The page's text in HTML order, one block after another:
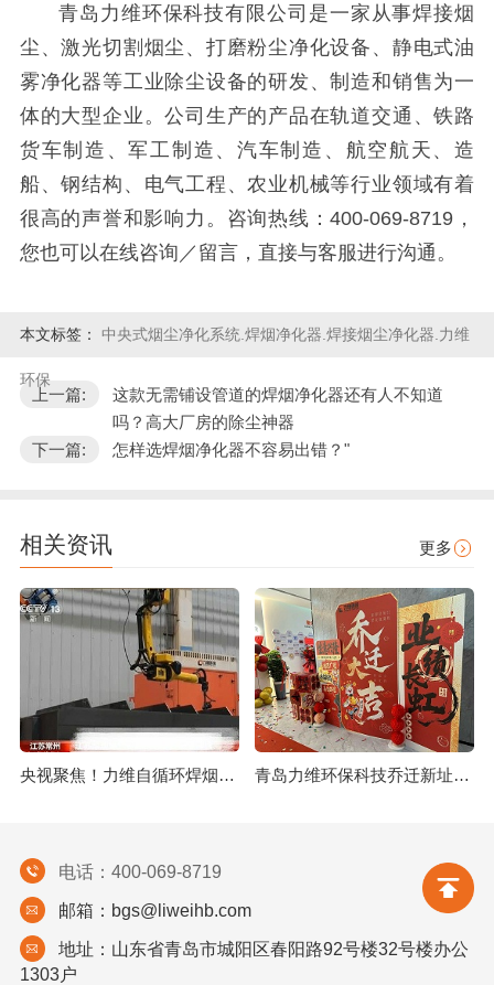
青岛力维环保科技有限公司是一家从事焊接烟
尘、激光切割烟尘、打磨粉尘净化设备、静电式油
雾净化器等工业除尘设备的研发、制造和销售为一
体的大型企业。公司生产的产品在轨道交通、铁路
货车制造、军工制造、汽车制造、航空航天、造
船、钢结构、电气工程、农业机械等行业领域有着
很高的声誉和影响力。咨询热线：400-069-8719，
您也可以在线咨询／留言，直接与客服进行沟通。
本文标签： 中央式烟尘净化系统.焊烟净化器.焊接烟尘净化器.力维
环保
上一篇:
这款无需铺设管道的焊烟净化器还有人不知道
吗？高大厂房的除尘神器
下一篇:
怎样选焊烟净化器不容易出错？"
相关资讯 更多
央视聚焦！力维自循环焊烟净化器助力变压器巨头打造绿色智造新标杆 青岛力维环保科技乔迁新址：启航绿色发展新征程
电话：400-069-8719
邮箱：bgs@liweihb.com
地址：山东省青岛市城阳区春阳路92号楼32号楼办公
1303户